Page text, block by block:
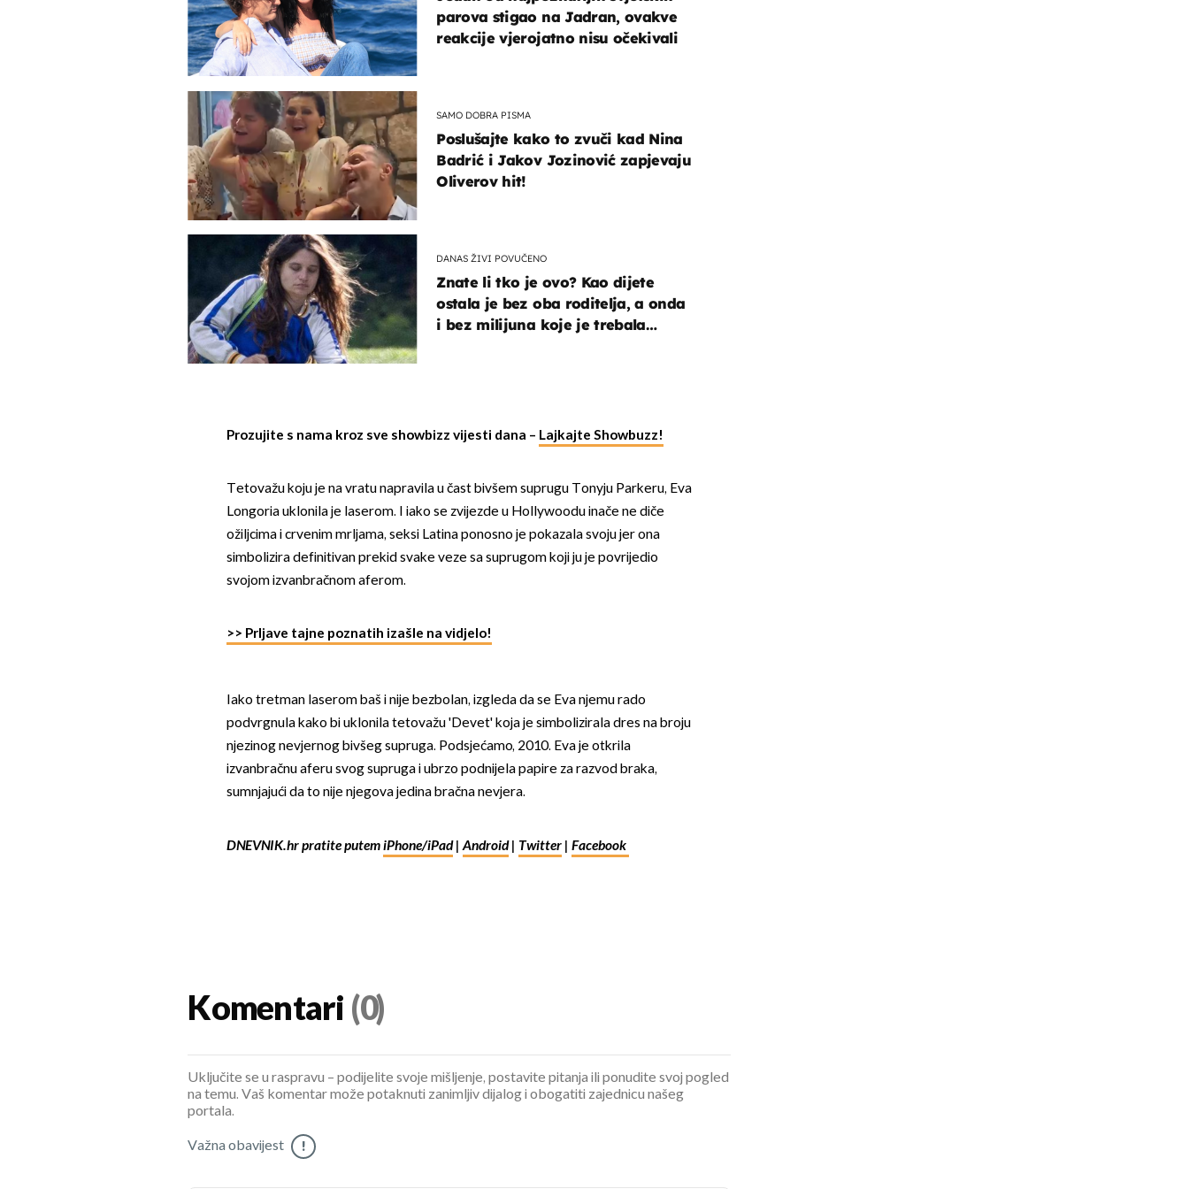
parova stigao na Jadran, ovakve
reakcije vjerojatno nisu očekivali
SAMO DOBRA PISMA
Poslušajte kako to zvuči kad Nina
Badrić i Jakov Jozinović zapjevaju
Oliverov hit!
DANAS ŽIVI POVUČENO
Znate li tko je ovo? Kao dijete
ostala je bez oba roditelja, a onda
i bez milijuna koje je trebala
Prozujite s nama kroz sve showbizz vijesti dana – Lajkajte Showbuzz!
Tetovažu koju je na vratu napravila u čast bivšem suprugu Tonyju Parkeru, Eva
Longoria uklonila je laserom. I iako se zvijezde u Hollywoodu inače ne diče
ožiljcima i crvenim mrljama, seksi Latina ponosno je pokazala svoju jer ona
simbolizira definitivan prekid svake veze sa suprugom koji ju je povrijedio
svojom izvanbračnom aferom.
>> Prljave tajne poznatih izašle na vidjelo!
Iako tretman laserom baš i nije bezbolan, izgleda da se Eva njemu rado
podvrgnula kako bi uklonila tetovažu 'Devet' koja je simbolizirala dres na broju
njezinog nevjernog bivšeg supruga. Podsjećamo, 2010. Eva je otkrila
izvanbračnu aferu svog supruga i ubrzo podnijela papire za razvod braka,
sumnjajući da to nije njegova jedina bračna nevjera.
DNEVNIK.hr pratite putemiPhone/iPad|Android| Twitter| Facebook
Komentari (0)
Uključite se u raspravu – podijelite svoje mišljenje, postavite pitanja ili ponudite svoj pogled
na temu. Vaš komentar može potaknuti zanimljiv dijalog i obogatiti zajednicu našeg
portala.
Važna obavijest !
OMOGUĆI OBAVIJESTI